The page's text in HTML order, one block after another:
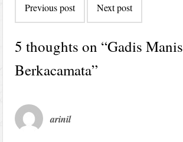
navigation
Previous post Next post
5 thoughts on “Gadis Manis
Berkacamata”
arinil